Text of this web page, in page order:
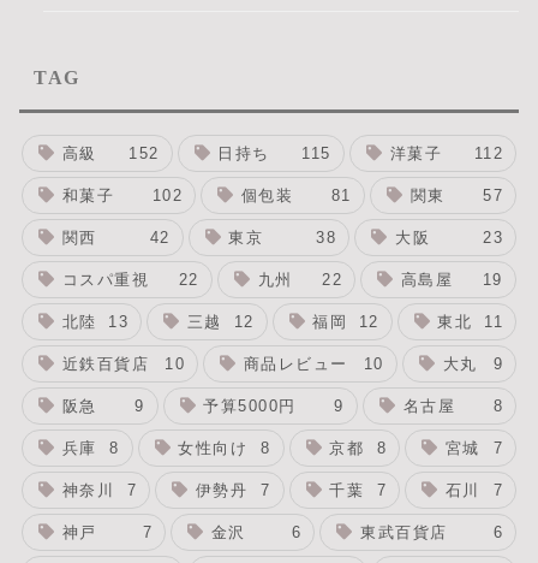
TAG
高級 152 日持ち 115 洋菓子 112
和菓子 102 個包装 81 関東 57
関西 42 東京 38 大阪 23
コスパ重視 22 九州 22 高島屋 19
北陸 13 三越 12 福岡 12 東北 11
近鉄百貨店 10 商品レビュー 10 大丸 9
阪急 9 予算5000円 9 名古屋 8
兵庫 8 女性向け 8 京都 8 宮城 7
神奈川 7 伊勢丹 7 千葉 7 石川 7
神戸 7 金沢 6 東武百貨店 6